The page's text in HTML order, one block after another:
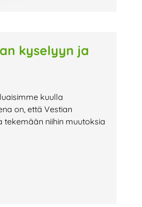
kyselyyn ja
kuulla
on, että Vestian
niihin muutoksia